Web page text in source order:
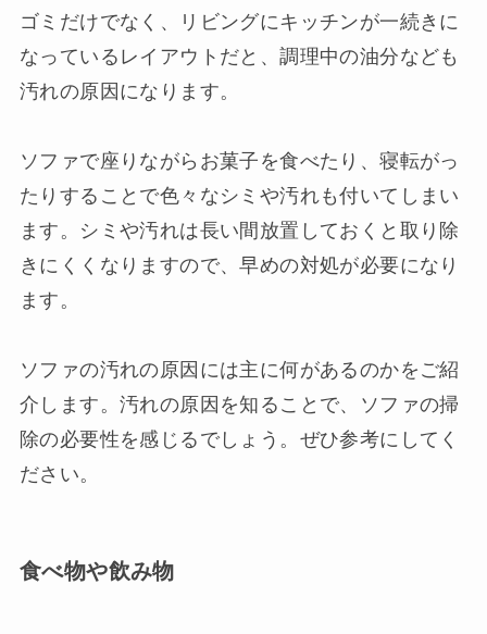
ゴミだけでなく、リビングにキッチンが一続きに
なっているレイアウトだと、調理中の油分なども
汚れの原因になります。
ソファで座りながらお菓子を食べたり、寝転がっ
たりすることで色々なシミや汚れも付いてしまい
ます。シミや汚れは長い間放置しておくと取り除
きにくくなりますので、早めの対処が必要になり
ます。
ソファの汚れの原因には主に何があるのかをご紹
介します。汚れの原因を知ることで、ソファの掃
除の必要性を感じるでしょう。ぜひ参考にしてく
ださい。
食べ物や飲み物